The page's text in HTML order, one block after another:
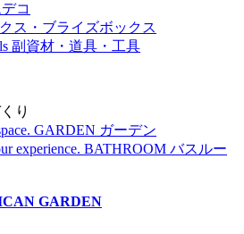
コ
ス・ブライズボックス
副資材・道具・工具
り
GARDEN ガーデン
experience. BATHROOM バスルー
GARDEN